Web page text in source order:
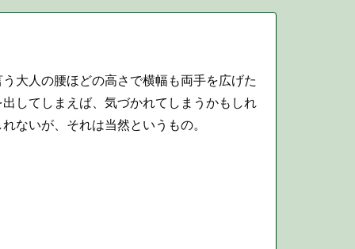
大人の腰ほどの高さで横幅も両手を広げた
してしまえば、気づかれてしまうかもしれ
ないが、それは当然というもの。